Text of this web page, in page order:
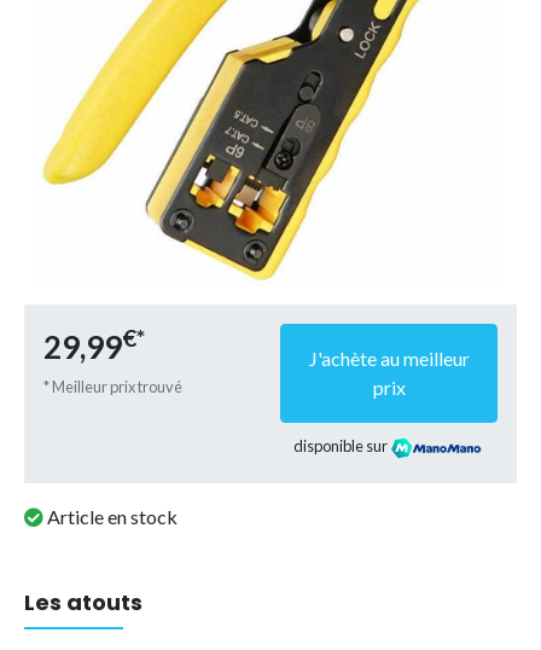
29,99€*
* Meilleur prix trouvé
J'achète au meilleur
prix
disponible sur
Article en stock
Les atouts